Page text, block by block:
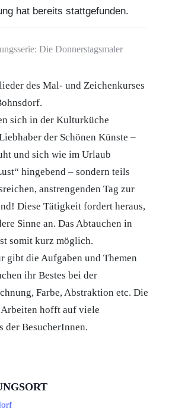
hat bereits stattgefunden.
Die Donnerstagsmaler
des Mal- und Zeichenkurses
sich in der Kulturküche
der Schönen Künste –
und sich wie im Urlaub
hingebend – sondern teils
anstrengenden Tag zur
Diese Tätigkeit fordert heraus,
Sinne an. Das Abtauchen in
somit kurz möglich.
gibt die Aufgaben und Themen
ihr Bestes bei der
Farbe, Abstraktion etc. Die
hofft auf viele
der BesucherInnen.